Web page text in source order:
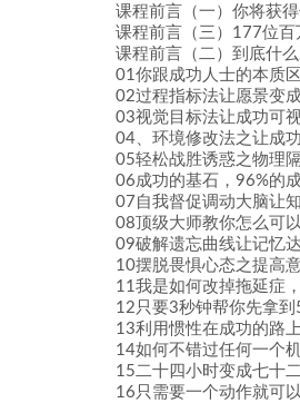
课程前言（一）你将获
课程前言（三）177位
课程前言（二）到底什
01你跟成功人士的本质
02过程指标法让愿景变
03视觉目标法让成功可
04、环境修改法之让成
05轻松战胜诱惑之物理
06成功的基石，96%的
07自我督促调动大脑让
08顶级大师教你怎么可
09破解遗忘曲线让记忆
10摆脱畏惧心态之提高
11我是如何改掉拖延症
12只要3秒钟帮你先拿到
13利用惯性在成功的路
14如何不错过任何一个
15二十四小时变成七十
16只需要一个动作就可